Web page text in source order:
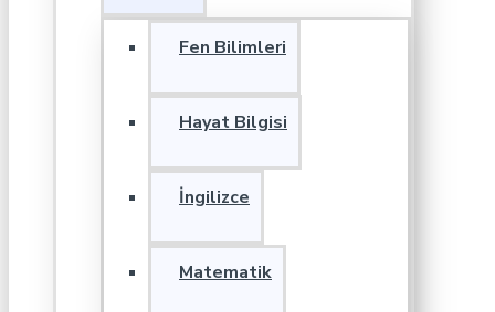
Fen Bilimleri
Hayat Bilgisi
İngilizce
Matematik